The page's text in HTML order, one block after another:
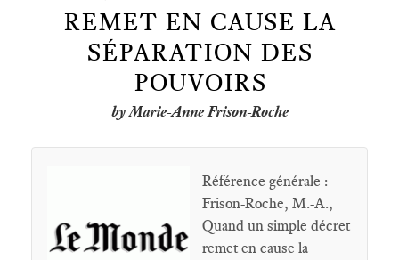
REMET EN CAUSE LA
SÉPARATION DES
POUVOIRS
by Marie-Anne Frison-Roche
Référence générale :
Frison-Roche, M.-A.,
Quand un simple décret
remet en cause la